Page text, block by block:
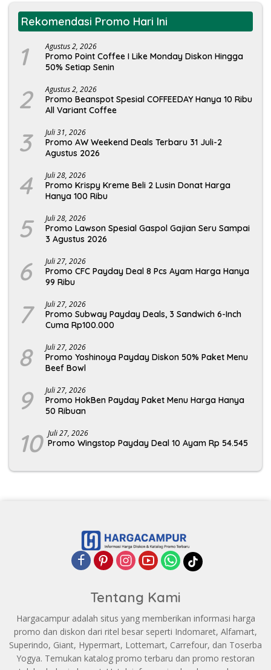
Rekomendasi Promo Hari Ini
1 Agustus 2, 2026
Promo Point Coffee I Like Monday Diskon Hingga
50% Setiap Senin
2 Agustus 2, 2026
Promo Beanspot Spesial COFFEEDAY Hanya 10 Ribu
All Variant Coffee
3 Juli 31, 2026
Promo AW Weekend Deals Terbaru 31 Juli-2
Agustus 2026
4 Juli 28, 2026
Promo Krispy Kreme Beli 2 Lusin Donat Harga
Hanya 100 Ribu
5 Juli 28, 2026
Promo Lawson Spesial Gaspol Gajian Seru Sampai
3 Agustus 2026
6 Juli 27, 2026
Promo CFC Payday Deal 8 Pcs Ayam Harga Hanya
99 Ribu
7 Juli 27, 2026
Promo Subway Payday Deals, 3 Sandwich 6-Inch
Cuma Rp100.000
8 Juli 27, 2026
Promo Yoshinoya Payday Diskon 50% Paket Menu
Beef Bowl
9 Juli 27, 2026
Promo HokBen Payday Paket Menu Harga Hanya
50 Ribuan
10 Juli 27, 2026
Promo Wingstop Payday Deal 10 Ayam Rp 54.545
Tentang Kami
Hargacampur adalah situs yang memberikan informasi harga
promo dan diskon dari ritel besar seperti Indomaret, Alfamart,
Superindo, Giant, Hypermart, Lottemart, Carrefour, dan Toserba
Yogya. Temukan katalog promo terbaru dan promo restoran